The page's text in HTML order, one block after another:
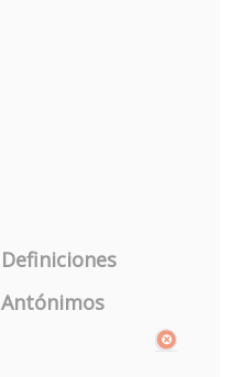
Definiciones
Antónimos